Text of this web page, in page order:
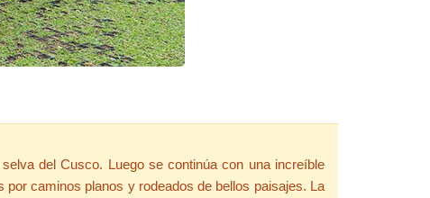
del Cusco. Luego se continúa con una increíble
caminos planos y rodeados de bellos paisajes. La